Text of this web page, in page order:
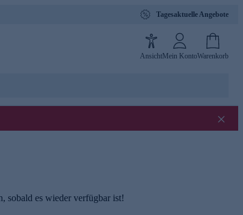
Tagesaktuelle Angebote
AnsichtMein KontoWarenkorb
sobald es wieder verfügbar ist!